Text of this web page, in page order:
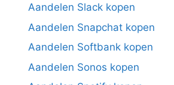
Aandelen Slack kopen
Aandelen Snapchat kopen
Aandelen Softbank kopen
Aandelen Sonos kopen